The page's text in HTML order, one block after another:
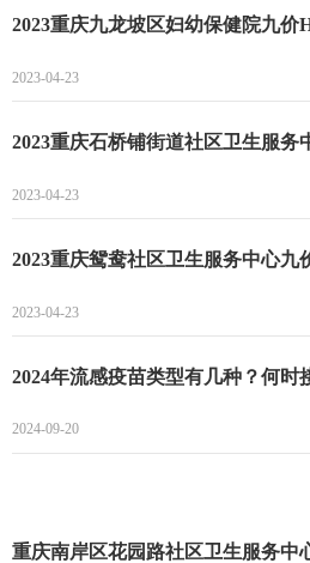
2023-04-23
2023-04-23
2023-04-23
2024年流感疫苗类型有几种？何时
2024-09-20